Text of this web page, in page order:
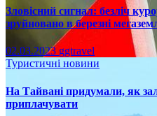
Зловісний сигнал: безліч
зруйновано в березні
02.03.2023 ggtravel
Туристичні новини
На Тайвані придумали, як
приплачувати